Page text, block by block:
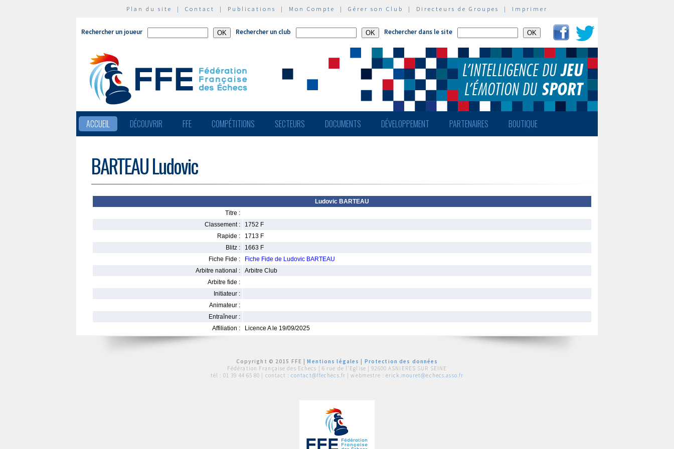
Plan du site | Contact | Publications | Mon Compte | Gérer son Club | Directeurs de Groupes | Imprimer
Rechercher un joueur Rechercher un club Rechercher dans le site
ACCUEIL DÉCOUVRIR FFE COMPÉTITIONS SECTEURS DOCUMENTS DÉVELOPPEMENT PARTENAIRES BOUTIQUE
BARTEAU Ludovic
Ludovic BARTEAU
Titre :
Classement :
1752 F
Rapide :
1713 F
Blitz :
1663 F
Fiche Fide :
Fiche Fide de Ludovic BARTEAU
Arbitre national :
Arbitre Club
Arbitre fide :
Initiateur :
Animateur :
Entraîneur :
Affiliation :
Licence A le 19/09/2025
Copyright © 2015 FFE |Mentions légales
Protection des données
Fédération Française des Echecs | 6 rue de l'Eglise | 92600 ASNIERES SUR SEINE
tél : 01 39 44 65 80 | contact : contact@ffechecs.fr | webmestre : erick.mouret@echecs.asso.fr